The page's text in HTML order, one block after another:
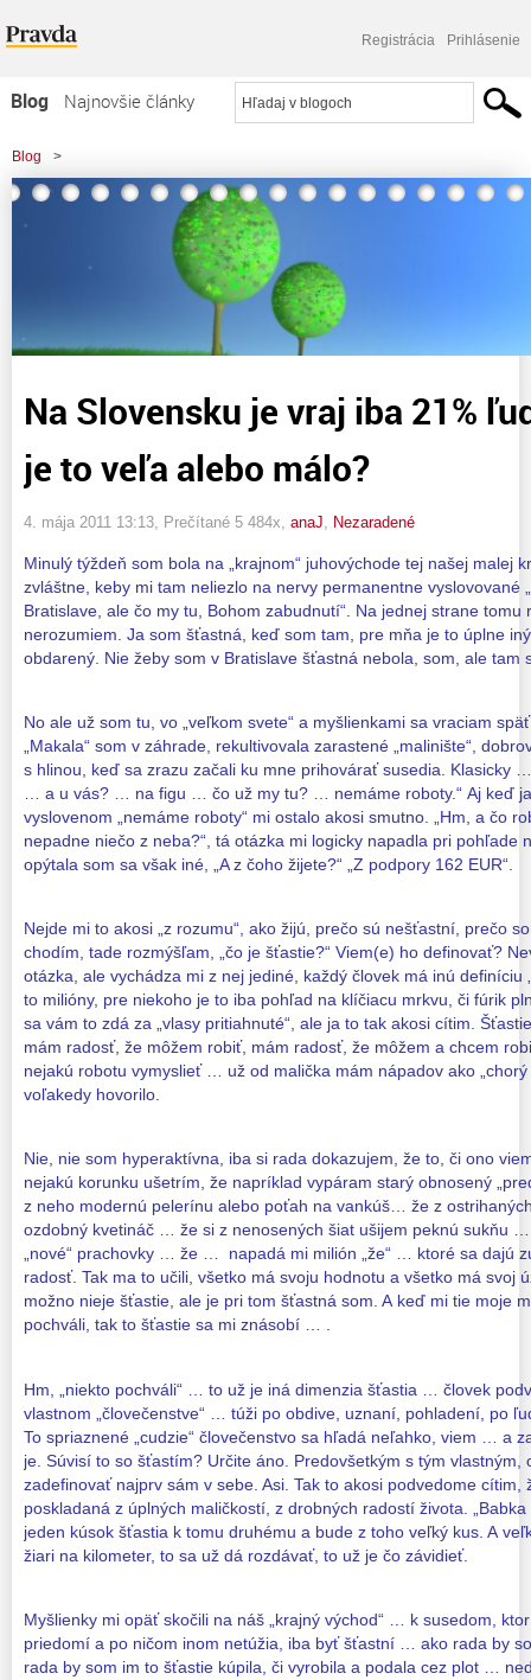
Registrácia Prihlásenie
Blog
Najnovšie články
Najčítanejšie články
Najkomentovanejšie články
Blog >
> Na Slovensku je vraj iba 21% ľudí šťastných ... je to veľa alebo málo?
Na Slovensku je vraj iba 21%
je to veľa alebo málo?
4. mája 2011 13:13 , Prečítané 5 484x, anaJ Nezaradené
Minulý týždeň som bola na „krajnom“ juhovýchode tej našej malej
zvláštne, keby mi tam neliezlo na nervy permanentne vyslovované
Bratislave, ale čo my tu, Bohom zabudnutí“. Na jednej strane tomu
nerozumiem. Ja som šťastná, keď som tam, pre mňa je to úplne
obdarený. Nie žeby som v Bratislave šťastná nebola, som, ale tam
No ale už som tu, vo „veľkom svete“ a myšlienkami sa vraciam
„Makala“ som v záhrade, rekultivovala zarastené „malinište“,
s hlinou, keď sa zrazu začali ku mne prihovárať susedia. Klasicky
… a u vás? … na figu … čo už my tu? … nemáme roboty.“ Aj keď
vyslovenom „nemáme roboty“ mi ostalo akosi smutno. „Hm, a čo
nepadne niečo z neba?“, tá otázka mi logicky napadla pri pohľade
opýtala som sa však iné, „A z čoho žijete?“ „Z podpory 162 EUR“.
Nejde mi to akosi „z rozumu“, ako žijú, prečo sú nešťastní, prečo
chodím, tade rozmýšľam, „čo je šťastie?“ Viem(e) ho definovať?
otázka, ale vychádza mi z nej jediné, každý človek má inú definíciu
to milióny, pre niekoho je to iba pohľad na klíčiacu mrkvu, či fúrik
sa vám to zdá za „vlasy pritiahnuté“, ale ja to tak akosi cítim.
mám radosť, že môžem robiť, mám radosť, že môžem a chcem
nejakú robotu vymyslieť … už od malička mám nápadov ako „chorý
voľakedy hovorilo.
Nie, nie som hyperaktívna, iba si rada dokazujem, že to, či ono
nejakú korunku ušetrím, že napríklad vypáram starý obnosený
z neho modernú pelerínu alebo poťah na vankúš… že z
ozdobný kvetináč … že si z nenosených šiat ušijem peknú sukňu
„nové“ prachovky … že … napadá mi milión „že“ … ktoré sa dajú
radosť. Tak ma to učili, všetko má svoju hodnotu a všetko má svoj
možno nieje šťastie, ale je pri tom šťastná som. A keď mi tie moje
pochváli, tak to šťastie sa mi znásobí … .
Hm, „niekto pochváli“ … to už je iná dimenzia šťastia … človek
vlastnom „človečenstve“ … túži po obdive, uznaní, pohladení, po
To spriaznené „cudzie“ človečenstvo sa hľadá neľahko, viem … a
je. Súvisí to so šťastím? Určite áno. Predovšetkým s tým
zadefinovať najprv sám v sebe. Asi. Tak to akosi podvedome cítim,
poskladaná z úplných maličkostí, z drobných radostí života.
jeden kúsok šťastia k tomu druhému a bude z toho veľký kus. A
žiari na kilometer, to sa už dá rozdávať, to už je čo závidieť.
Myšlienky mi opäť skočili na náš „krajný východ“ … k susedom,
priedomí a po ničom inom netúžia, iba byť šťastní … ako rada by
rada by som im to šťastie kúpila, či vyrobila a podala cez plot …